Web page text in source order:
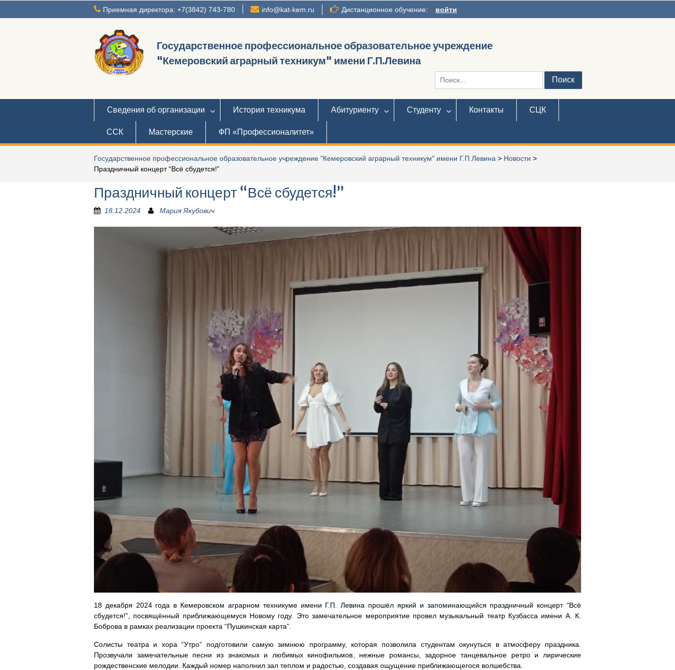
Приемная директора: +7(3842) 743-780 info@kat-kem.ru Дистанционное обучение: войти
Государственное профессиональное образовательное учреждение
"Кемеровский аграрный техникум" имени Г.П.Левина
Искать:
Сведения об организации История техникума Абитуриенту Студенту Контакты СЦК
ССК Мастерские ФП «Профессионалитет»
Государственное профессиональное образовательное учреждение "Кемеровский аграрный техникум" имени Г.П.Левина > Новости >
Праздничный концерт “Всё сбудется!”
Праздничный концерт “Всё сбудется!”
18.12.2024 Мария Якубович
18 декабря 2024 года в Кемеровском аграрном техникуме имени Г.П. Левина прошёл яркий и запоминающийся праздничный концерт “Всё
сбудется!”, посвящённый приближающемуся Новому году. Это замечательное мероприятие провел музыкальный театр Кузбасса имени А. К.
Боброва в рамках реализации проекта “Пушкинская карта”.
Солисты театра и хора “Утро” подготовили самую зимнюю программу, которая позволила студентам окунуться в атмосферу праздника.
Прозвучали замечательные песни из знакомых и любимых кинофильмов, нежные романсы, задорное танцевальное ретро и лирические
рождественские мелодии. Каждый номер наполнил зал теплом и радостью, создавая ощущение приближающегося волшебства.